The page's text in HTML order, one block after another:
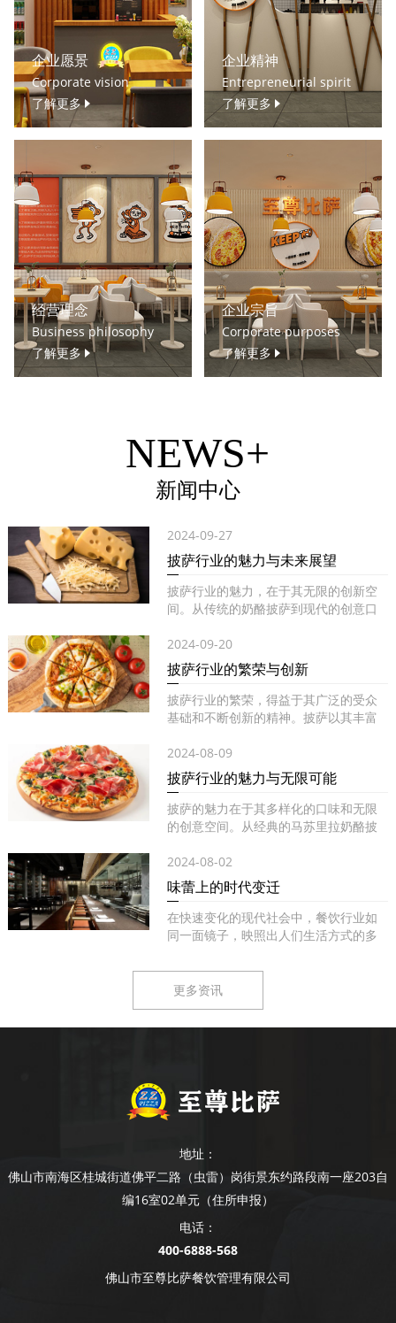
企业愿景
Corporate vision
了解更多
企业精神
Entrepreneurial spirit
了解更多
经营理念
Business philosophy
了解更多
企业宗旨
Corporate purposes
了解更多
NEWS+
新闻中心
2024-09-27
披萨行业的魅力与未来展望
披萨行业的魅力，在于其无限的创新空
间。从传统的奶酪披萨到现代的创意口
2024-09-20
披萨行业的繁荣与创新
披萨行业的繁荣，得益于其广泛的受众
基础和不断创新的精神。披萨以其丰富
2024-08-09
披萨行业的魅力与无限可能
披萨的魅力在于其多样化的口味和无限
的创意空间。从经典的马苏里拉奶酪披
2024-08-02
味蕾上的时代变迁
在快速变化的现代社会中，餐饮行业如
同一面镜子，映照出人们生活方式的多
更多资讯
地址：
佛山市南海区桂城街道佛平二路（虫雷）岗街景东约路段南一座203自
编16室02单元（住所申报）
电话：
400-6888-568
佛山市至尊比萨餐饮管理有限公司